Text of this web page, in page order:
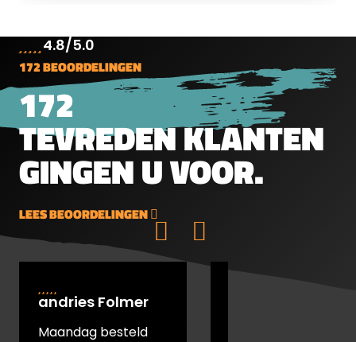
4.8/5.0
172 BEOORDELINGEN
172
TEVREDEN KLANTEN
GINGEN U VOOR.
LEES BEOORDELINGEN
andries Folmer
Maandag besteld